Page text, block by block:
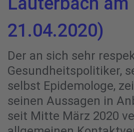
21.04.2020)
Der an sich sehr
Gesundheitspolitiker,
selbst Epidemologe,
seinen Aussagen in
seit Mitte März 2020